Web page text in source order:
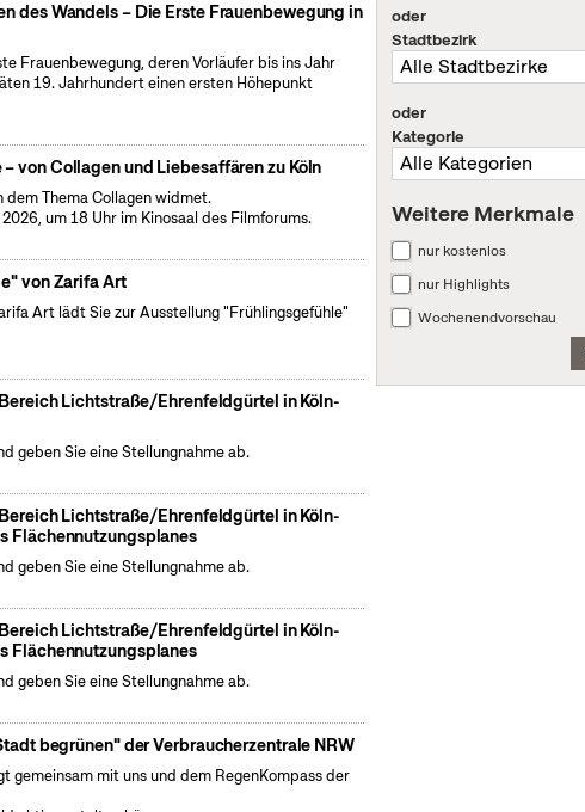
des Wandels – Die Erste Frauenbewegung in
Frauenbewegung, deren Vorläufer bis ins Jahr
19. Jahrhundert einen ersten Höhepunkt
von Collagen und Liebesaffären zu Köln
dem Thema Collagen widmet.
um 18 Uhr im Kinosaal des Filmforums.
von Zarifa Art
Art lädt Sie zur Ausstellung "Frühlingsgefühle"
Lichtstraße/Ehrenfeldgürtel in Köln-
geben Sie eine Stellungnahme ab.
Lichtstraße/Ehrenfeldgürtel in Köln-
Flächennutzungsplanes
geben Sie eine Stellungnahme ab.
Lichtstraße/Ehrenfeldgürtel in Köln-
Flächennutzungsplanes
geben Sie eine Stellungnahme ab.
begrünen" der Verbraucherzentrale NRW
gemeinsam mit uns und dem RegenKompass der
oder
Stadtbezirk
oder
Kategorie
Weitere Merkmale
nur kostenlos
nur Highlights
Wochenendvorschau